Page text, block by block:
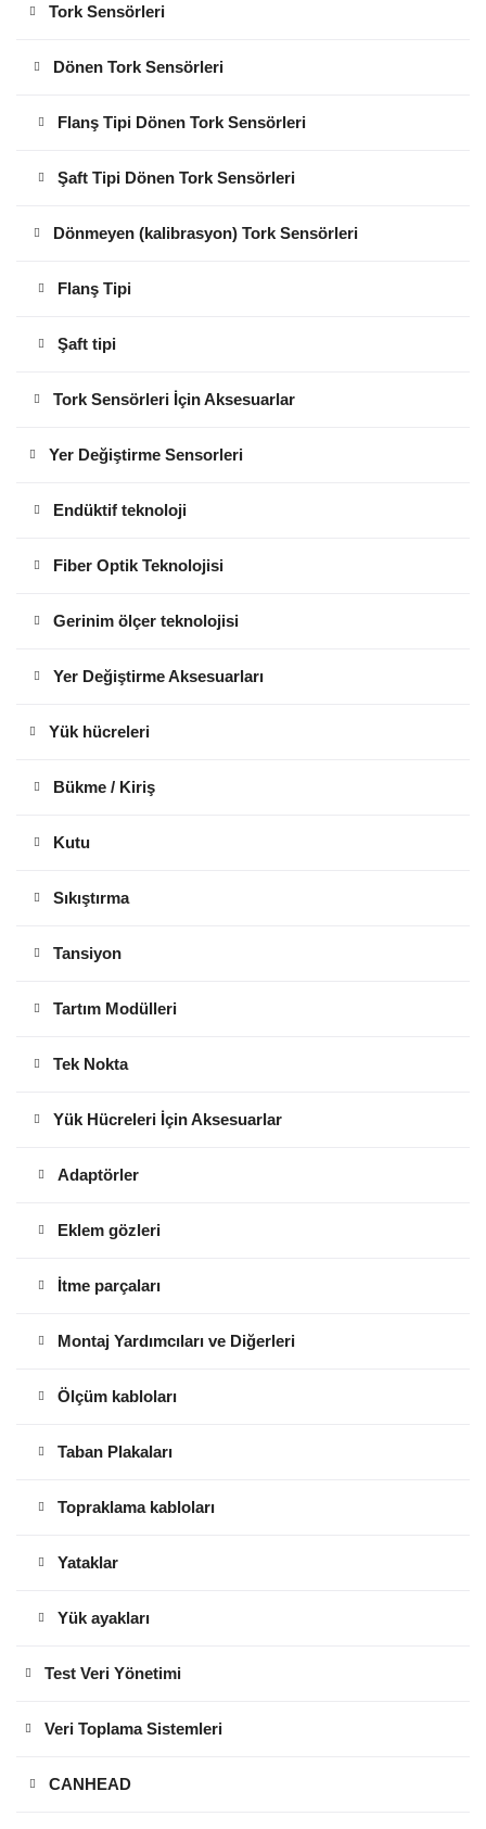
Tork Sensörleri
Dönen Tork Sensörleri
Flanş Tipi Dönen Tork Sensörleri
Şaft Tipi Dönen Tork Sensörleri
Dönmeyen (kalibrasyon) Tork Sensörleri
Flanş Tipi
Şaft tipi
Tork Sensörleri İçin Aksesuarlar
Yer Değiştirme Sensorleri
Endüktif teknoloji
Fiber Optik Teknolojisi
Gerinim ölçer teknolojisi
Yer Değiştirme Aksesuarları
Yük hücreleri
Bükme / Kiriş
Kutu
Sıkıştırma
Tansiyon
Tartım Modülleri
Tek Nokta
Yük Hücreleri İçin Aksesuarlar
Adaptörler
Eklem gözleri
İtme parçaları
Montaj Yardımcıları ve Diğerleri
Ölçüm kabloları
Taban Plakaları
Topraklama kabloları
Yataklar
Yük ayakları
Test Veri Yönetimi
Veri Toplama Sistemleri
CANHEAD